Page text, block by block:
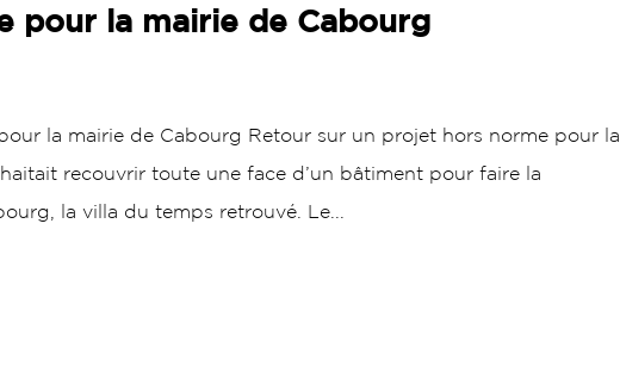
pour la mairie de Cabourg
la mairie de Cabourg Retour sur un projet hors norme pour la
recouvrir toute une face d’un bâtiment pour faire la
la villa du temps retrouvé. Le...